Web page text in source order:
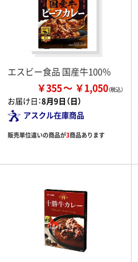
エスビー食品 国産牛100％
￥355 ￥1,050
お届け日：8月9日（日）
アスクル在庫商品
販売単位違いの商品が3商品あります